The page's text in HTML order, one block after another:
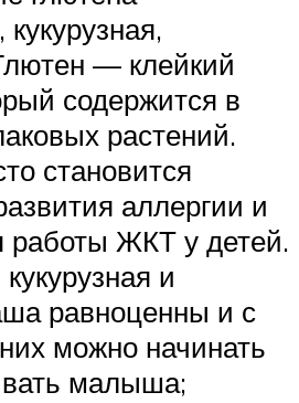
кукурузная,
— клейкий
содержится в
растений.
становится
аллергии и
работы ЖКТ у детей.
и
равноценны и с
можно начинать
малыша;